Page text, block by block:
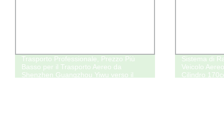
Trasporto Professionale, Prezzo Più
Basso per il Trasporto Aereo da
Shenzhen Guangzhou Yiwu verso il
Sistema di
Veicolo
Cilindro